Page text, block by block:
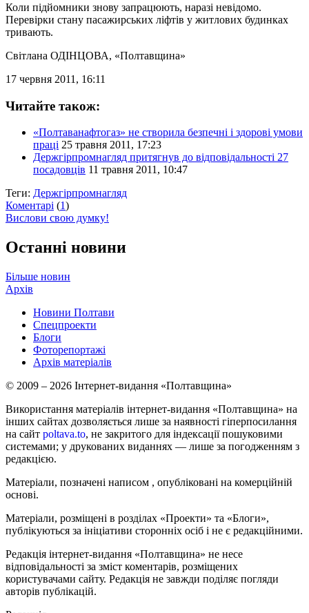
Коли підйомники знову запрацюють, наразі невідомо.
Перевірки стану пасажирських ліфтів у житлових будинках
тривають.
Світлана ОДІНЦОВА, «Полтавщина»
17 червня 2011, 16:11
Читайте також:
«Полтаванафтогаз» не створила безпечні і здорові умови
праці 25 травня 2011, 17:23
Держгірпромнагляд притягнув до відповідальності 27
посадовців 11 травня 2011, 10:47
Теги: Держгірпромнагляд
Коментарі (1)
Вислови свою думку!
Останні новини
Більше новин
Архів
Новини Полтави
Спецпроекти
Блоги
Фоторепортажі
Архів матеріалів
© 2009 – 2026 Інтернет-видання «Полтавщина»
Використання матеріалів інтернет-видання «Полтавщина» на
інших сайтах дозволяється лише за наявності гіперпосилання
на сайт poltava.to, не закритого для індексації пошуковими
системами; у друкованих виданнях — лише за погодженням з
редакцією.
Матеріали, позначені написом , опубліковані на комерційній
основі.
Матеріали, розміщені в розділах «Проекти» та «Блоги»,
публікуються за ініціативи сторонніх осіб і не є редакційними.
Редакція інтернет-видання «Полтавщина» не несе
відповідальності за зміст коментарів, розміщених
користувачами сайту. Редакція не завжди поділяє погляди
авторів публікацій.